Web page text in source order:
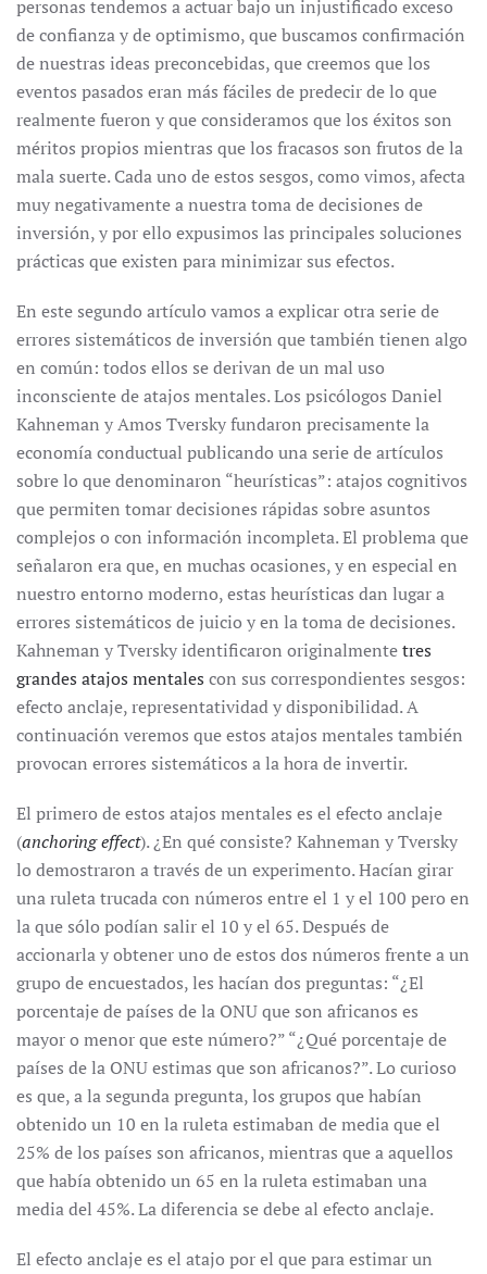
personas tendemos a actuar bajo un injustificado exceso
de confianza y de optimismo, que buscamos confirmación
de nuestras ideas preconcebidas, que creemos que los
eventos pasados eran más fáciles de predecir de lo que
realmente fueron y que consideramos que los éxitos son
méritos propios mientras que los fracasos son frutos de la
mala suerte. Cada uno de estos sesgos, como vimos, afecta
muy negativamente a nuestra toma de decisiones de
inversión, y por ello expusimos las principales soluciones
prácticas que existen para minimizar sus efectos.
En este segundo artículo vamos a explicar otra serie de
errores sistemáticos de inversión que también tienen algo
en común: todos ellos se derivan de un mal uso
inconsciente de atajos mentales. Los psicólogos Daniel
Kahneman y Amos Tversky fundaron precisamente la
economía conductual publicando una serie de artículos
sobre lo que denominaron “heurísticas”: atajos cognitivos
que permiten tomar decisiones rápidas sobre asuntos
complejos o con información incompleta. El problema que
señalaron era que, en muchas ocasiones, y en especial en
nuestro entorno moderno, estas heurísticas dan lugar a
errores sistemáticos de juicio y en la toma de decisiones.
Kahneman y Tversky identificaron originalmentetres
grandes atajos mentales con sus correspondientes sesgos:
efecto anclaje, representatividad y disponibilidad. A
continuación veremos que estos atajos mentales también
provocan errores sistemáticos a la hora de invertir.
El primero de estos atajos mentales es el efecto anclaje
(anchoring effect). ¿En qué consiste? Kahneman y Tversky
lo demostraron a través de un experimento. Hacían girar
una ruleta trucada con números entre el 1 y el 100 pero en
la que sólo podían salir el 10 y el 65. Después de
accionarla y obtener uno de estos dos números frente a un
grupo de encuestados, les hacían dos preguntas: “¿El
porcentaje de países de la ONU que son africanos es
mayor o menor que este número?” “¿Qué porcentaje de
países de la ONU estimas que son africanos?”. Lo curioso
es que, a la segunda pregunta, los grupos que habían
obtenido un 10 en la ruleta estimaban de media que el
25% de los países son africanos, mientras que a aquellos
que había obtenido un 65 en la ruleta estimaban una
media del 45%. La diferencia se debe al efecto anclaje.
El efecto anclaje es el atajo por el que para estimar un